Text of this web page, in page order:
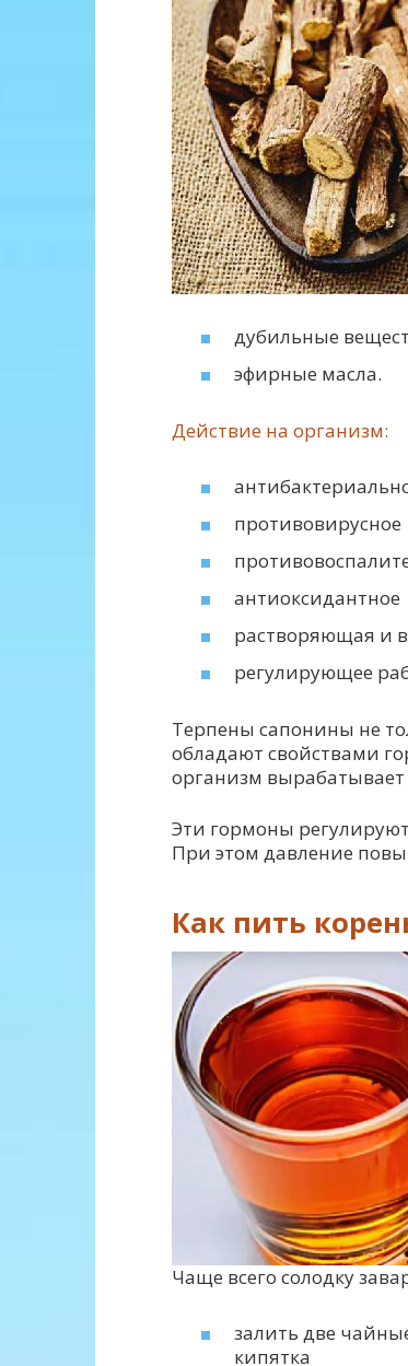
дубильные
эфирные масла.
Действие на организм:
противовирусное
антиоксидантное
растворяющая и
регулирующее
Терпены сапонины не
обладают свойствами
организм вырабатывает
Эти гормоны
При этом давление
Как пить
Чаще всего солодку
залить две
кипятка